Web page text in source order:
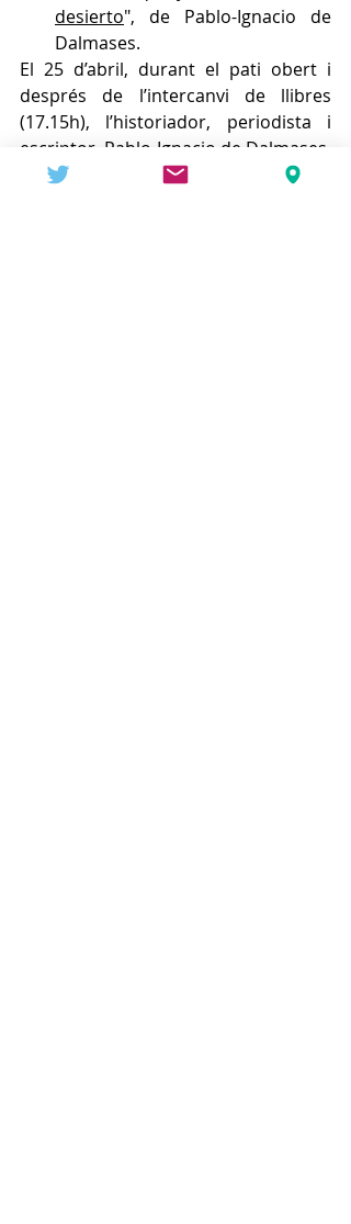
desierto", de Pablo-Ignacio de
Dalmases.
El 25 d’abril, durant el pati obert i
després de l’intercanvi de llibres
(17.15h), l’historiador, periodista i
escriptor  Pablo-Ignacio de Dalmases,
avi de l’Artur i l’Emma, exalumnes de